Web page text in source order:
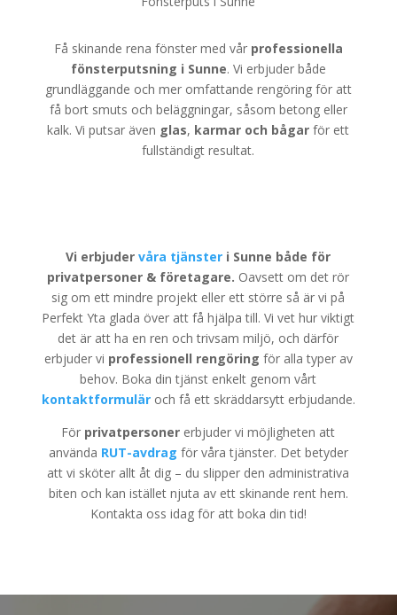
Få skinande rena fönster med vår professionella
fönsterputsning i Sunne. Vi erbjuder både
grundläggande och mer omfattande rengöring för att
få bort smuts och beläggningar, såsom betong eller
kalk. Vi putsar även glas, karmar och bågar för ett
fullständigt resultat.
Vi erbjudervåra tjänster i Sunne både för
privatpersoner & företagare. Oavsett om det rör
sig om ett mindre projekt eller ett större så är vi på
Perfekt Yta glada över att få hjälpa till. Vi vet hur viktigt
det är att ha en ren och trivsam miljö, och därför
erbjuder vi professionell rengöring för alla typer av
behov. Boka din tjänst enkelt genom vårt
kontaktformuläroch få ett skräddarsytt erbjudande.
För privatpersoner erbjuder vi möjligheten att
använda RUT-avdrag för våra tjänster. Det betyder
att vi sköter allt åt dig – du slipper den administrativa
biten och kan istället njuta av ett skinande rent hem.
Kontakta oss idag för att boka din tid!